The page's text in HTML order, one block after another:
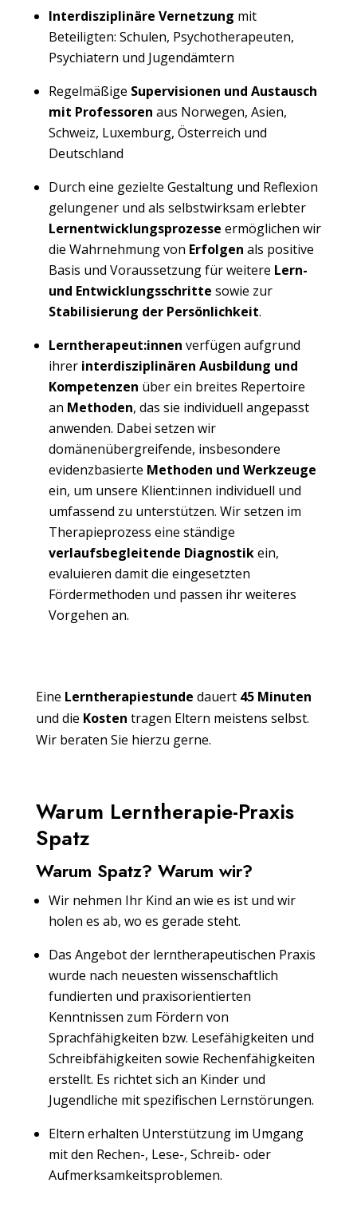
Interdisziplinäre Vernetzung mit
Beteiligten: Schulen, Psychotherapeuten,
Psychiatern und Jugendämtern
Regelmäßige Supervisionen und Austausch
mit Professoren aus Norwegen, Asien,
Schweiz, Luxemburg, Österreich und
Deutschland
Durch eine gezielte Gestaltung und Reflexion
gelungener und als selbstwirksam erlebter
Lernentwicklungsprozesse ermöglichen wir
die Wahrnehmung von Erfolgen als positive
Basis und Voraussetzung für weitere Lern-
und Entwicklungsschritte sowie zur
Stabilisierung der Persönlichkeit.
Lerntherapeut:innen verfügen aufgrund
ihrer interdisziplinären Ausbildung und
Kompetenzen über ein breites Repertoire
an Methoden, das sie individuell angepasst
anwenden. Dabei setzen wir
domänenübergreifende, insbesondere
evidenzbasierte Methoden und Werkzeuge
ein, um unsere Klient:innen individuell und
umfassend zu unterstützen. Wir setzen im
Therapieprozess eine ständige
verlaufsbegleitende Diagnostikein,
evaluieren damit die eingesetzten
Fördermethoden und passen ihr weiteres
Vorgehen an.
Eine Lerntherapiestunde dauert 45 Minuten
und die Kosten tragen Eltern meistens selbst.
Wir beraten Sie hierzu gerne.
Warum Lerntherapie-Praxis
Spatz
Warum Spatz? Warum wir?
Wir nehmen Ihr Kind an wie es ist und wir
holen es ab, wo es gerade steht.
Das Angebot der lerntherapeutischen Praxis
wurde nach neuesten wissenschaftlich
fundierten und praxisorientierten
Kenntnissen zum Fördern von
Sprachfähigkeiten bzw. Lesefähigkeiten und
Schreibfähigkeiten sowie Rechenfähigkeiten
erstellt. Es richtet sich an Kinder und
Jugendliche mit spezifischen Lernstörungen.
Eltern erhalten Unterstützung im Umgang
mit den Rechen-, Lese-, Schreib- oder
Aufmerksamkeitsproblemen.